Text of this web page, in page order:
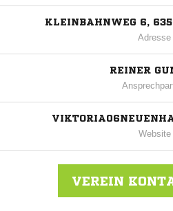
KLEINBAHNWEG 6,
Adresse
REINER
Website
VEREIN